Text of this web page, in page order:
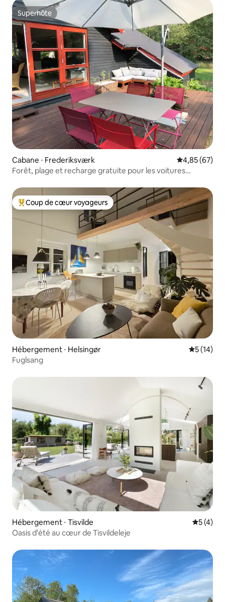
Superhôte
Superhôte
Cabane ⋅ Frederiksværk Évaluation
4,85 (67)
Forêt, plage et recharge gratuite pour les voitures
Coups de cœur voyageurs les plus appréciés
Coup de cœur voyageurs
Hébergement ⋅ Helsingør
5 (14)
Fuglsang
Hébergement ⋅ Tisvilde
5 (4)
Oasis d'été au cœur de Tisvildeleje